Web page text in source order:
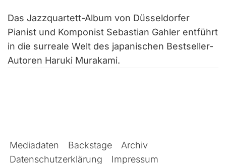
Das Jazzquartett-Album von Düsseldorfer
Pianist und Komponist Sebastian Gahler entführt
in die surreale Welt des japanischen Bestseller-
Autoren Haruki Murakami.
Mediadaten Backstage
Archiv
Datenschutzerklärung
Impressum